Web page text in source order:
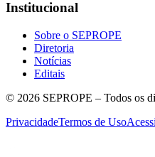
Institucional
Sobre o SEPROPE
Diretoria
Notícias
Editais
© 2026 SEPROPE – Todos os
PrivacidadeTermos de Uso